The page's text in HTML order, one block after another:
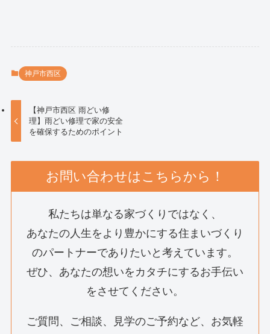
神戸市西区
【神戸市西区 雨どい修
理】雨どい修理で家の安全
を確保するためのポイント
お問い合わせはこちらから！
私たちは単なる家づくりではなく、
あなたの人生をより豊かにする住まいづくり
のパートナーでありたいと考えています。
ぜひ、あなたの想いをカタチにするお手伝い
をさせてください。
ご質問、ご相談、見学のご予約など、お気軽